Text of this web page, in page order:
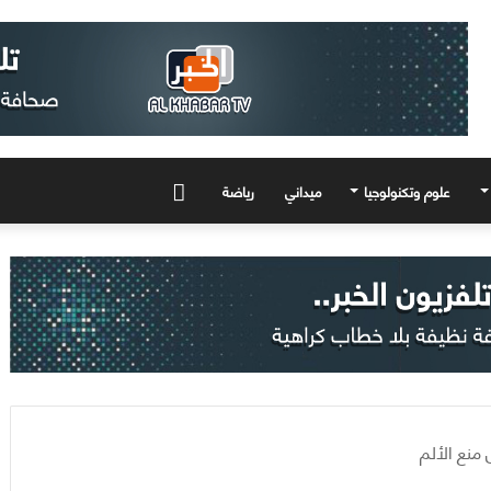
علوم وتكنولوجيا ميداني رياضة
الألم